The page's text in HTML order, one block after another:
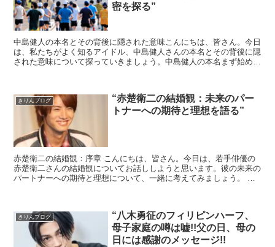
密を探る”
中島健人の本名とその背後に隠された意味こんにちは、皆さん。今日
は、私たちがよく知るアイドル、中島健人さんの本名とその背後に隠
された意味について探っていきましょう。中島健人の本名まず始め
きりんブログ
“赤楚衛二の結婚観：未来のパー
トナーへの期待と理想を語る”
赤楚衛二の結婚観：序章 こんにちは、皆さん。今日は、若手俳優の
赤楚衛二さんの結婚観についてお話ししようと思います。彼の未来の
パートナーへの期待と理想について、一緒に考えてみましょう。 赤
きりんブログ
“八木勇征のフィリピンハーフ、
母子家庭の噂は嘘!!父の日、母の
日には感謝のメッセージ!!